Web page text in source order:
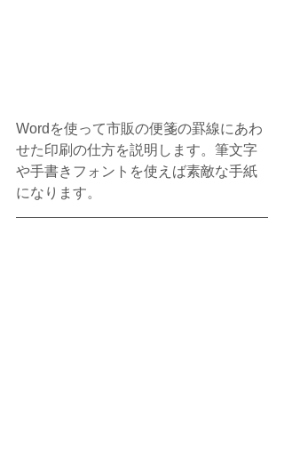
Wordを使って市販の便箋の罫線にあわ
せた印刷の仕方を説明します。筆文字
や手書きフォントを使えば素敵な手紙
になります。